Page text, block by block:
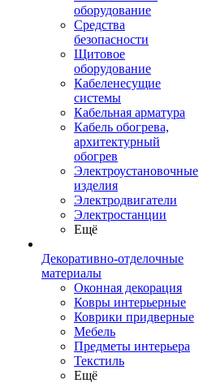
оборудование
Средства
безопасности
Щитовое
оборудование
Кабеленесущие
системы
Кабельная арматура
Кабель обогрева,
архитектурный
обогрев
Электроустановочные
изделия
Электродвигатели
Электростанции
Ещё
Декоративно-отделочные
материалы
Оконная декорация
Ковры интерьерные
Коврики придверные
Мебель
Предметы интерьера
Текстиль
Ещё